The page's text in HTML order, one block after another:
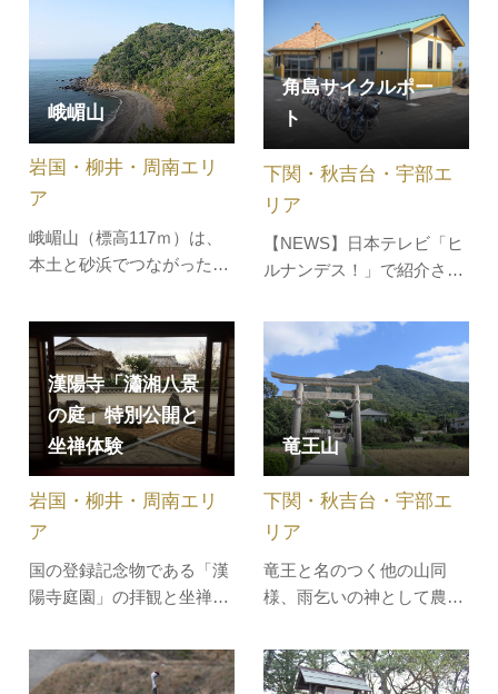
峨嵋山
峨嵋山（標高117ｍ）は、
本土と砂浜でつながった陸
その山容が中国四川省の峨
眉山に似ているところから
命名されたといわれていま
す。現在は完全に陸地にな
り、瀬戸内海に突き出した
半島となっています。湾外
の周防灘に面した海岸線は
断崖絶壁…
岩国・柳井・周南エリ
ア
角島サイクルポー
ト
【NEWS】日本テレビ「ヒ
ルナンデス！」で紹介され
送「ナンチャンと行く！今
が旬の山口でテンション爆
上げツアー」自動車では見
過ごしてしまう風景や狭い
路地など自転車ならではの
角島を感じることができま
スタント自…
下関・秋吉台・宇部エ
リア
漢陽寺「瀟湘八景
の庭」特別公開と
坐禅体験
国の登録記念物である「漢
陽寺庭園」の拝観と坐禅体
する庭園家重森三玲が手掛
けた庭園の中で、通常は非
岩国・柳井・周南エリ
ア
竜王山
竜王と名のつく他の山同
様、雨乞いの神として農業
いくつかの登山ルートのう
ち、内日地区からの道は中
下関・秋吉台・宇部エ
リア